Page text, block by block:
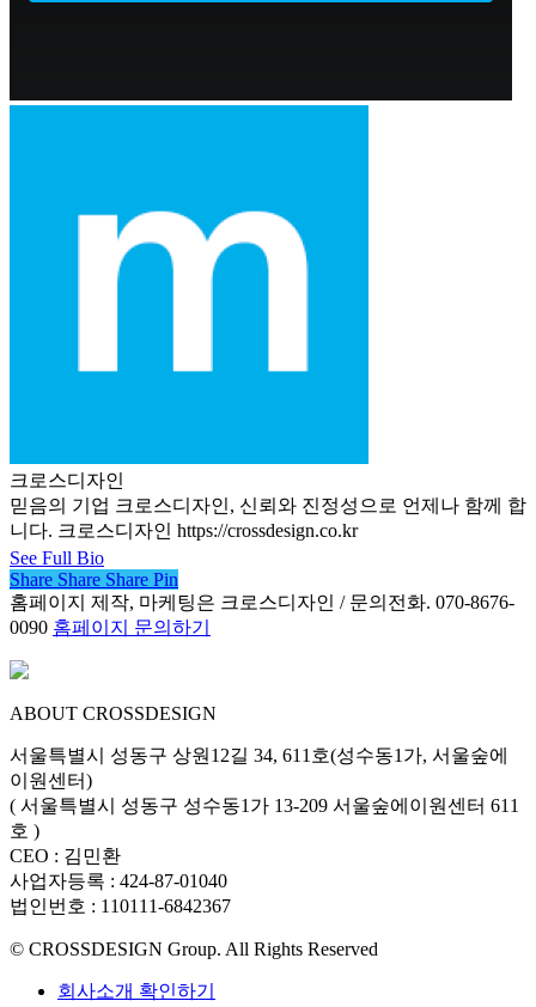
크로스디자인
믿음의 기업 크로스디자인, 신뢰와 진정성으로 언제나 함께 합
니다. 크로스디자인 https://crossdesign.co.kr
See Full Bio
Share
Share Share Share Pin
홈페이지 제작, 마케팅은 크로스디자인 / 문의전화. 070-8676-
0090 홈페이지 문의하기
ABOUT CROSSDESIGN
서울특별시 성동구 상원12길 34, 611호(성수동1가, 서울숲에
이원센터)
( 서울특별시 성동구 성수동1가 13-209 서울숲에이원센터 611
호 )
CEO : 김민환
사업자등록 : 424-87-01040
법인번호 : 110111-6842367
© CROSSDESIGN Group. All Rights Reserved
회사소개 확인하기